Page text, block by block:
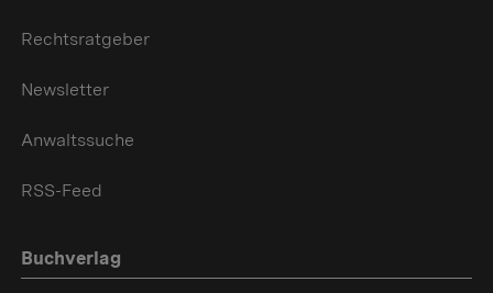
Rechtsratgeber
Newsletter
Anwaltssuche
RSS-Feed
Buchverlag